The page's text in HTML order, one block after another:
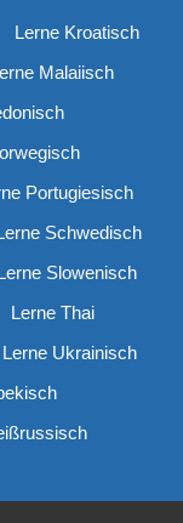
Lerne Kroatisch
Malaiisch
Portugiesisch
Schwedisch
Slowenisch
Lerne Thai
Lerne Ukrainisch